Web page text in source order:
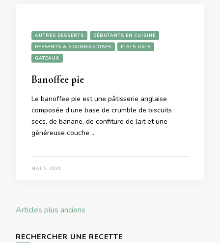
AUTRES DESSERTS
DÉBUTANTS EN CUISINE
DESSERTS & GOURMANDISES
ETATS UNIS
GATEAUX
Banoffee pie
Le banoffee pie est une pâtisserie anglaise
composée d’une base de crumble de biscuits
secs, de banane, de confiture de lait et une
généreuse couche …
MAI 5, 2021
Navigation
articles
Articles plus anciens
RECHERCHER UNE RECETTE